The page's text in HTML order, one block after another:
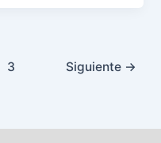
3 Siguiente →